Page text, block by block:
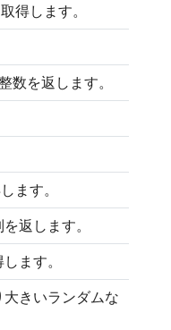
得します。
を返します。
ます。
返します。
ます。
きいランダムな